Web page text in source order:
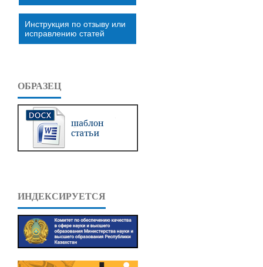
Инструкция по отзыву или
исправлению статей
ОБРАЗЕЦ
ИНДЕКСИРУЕТСЯ